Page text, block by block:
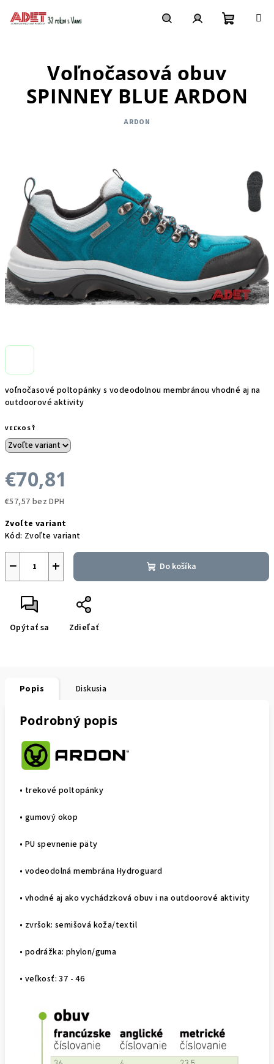
voľnočasové poltopánky s vodeodolnou membránou vhodné aj na
outdoorové aktivity
VEĽKOSŤ
€70,81
€57,57 bez DPH
cena:
Zvoľte variant
Kód: Zvoľte variant
+
− Do košíka
Opýtať sa Zdieľať
Voľnočasová obuv
SPINNEY BLUE ARDON
ARDON
Popis Diskusia
Podrobný popis
• trekové poltopánky
• gumový okop
• PU spevnenie päty
• vodeodolná membrána Hydroguard
• vhodné aj ako vychádzková obuv i na outdoorové aktivity
• zvršok: semišová koža/textil
• podrážka: phylon/guma
• veľkosť: 37 - 46